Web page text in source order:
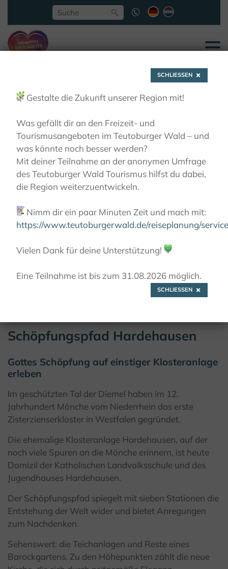
Schöpfungspfad
Hardehausen
AKTIVITÄTEN RADFAHREN
KLOSTER-GARTEN-
KLÖSTER UND IHRE GÄRTEN
SCHÖPFUNGSPFAD HARDEHAUSEN
Schöpfungspfad Hardehausen
Gottes Schöpfung auf einstiger Klosteranlage
erleben
Im geschützten Tal der Diemel haben im 12.
Jahrhundert Mönche vom Niederrhein das erste
Zisterzienserkloster in Westfalen gegründet.
Die ehemalige Klosteranlage Hardehausen, auf der
noch viele Spuren an die Mönche erinnern, ist heute
Domizil der Katholischen Landvolksschule und des
Jugendhauses Hardehausen.
Der Schöpfungspfad spiegelt mit sieben Stationen die
Entstehung der Welt wider und bietet Anregungen
zum Nachdenken.
Sehenswert: die Teichanlagen und Reste eines
Barockgartens. Zu den Höhepunkten zählt die neue
SCHLIESSEN
🌿 Gestalte die Zukunft unserer Region mit!
Was gefällt dir an den Freizeit- und
Tourismusangeboten im Teutoburger Wald – und
was könnte noch besser werden?
Mit deiner Teilnahme an der anonymen Umfrage
des Teutoburger Wald Tourismus hilfst du dabei,
die Region weiterzuentwickeln.
📝 Nimm dir ein paar Minuten Zeit und mach mit:
https://www.teutoburgerwald.de/reiseplanung/
Vielen Dank für deine Unterstützung! 💚
Eine Teilnahme ist bis zum 31.08.2026 möglich.
SCHLIESSEN